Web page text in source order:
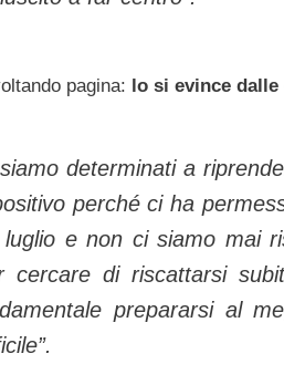
pagina: lo si evince
determinati a
perché ci ha
e non ci siamo mai
cercare di riscattarsi
prepararsi al